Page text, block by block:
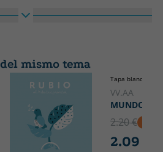
Colección
mismo tema
Tapa blanda o
VV.AA
MUNDO
2.20 €
2.09 €